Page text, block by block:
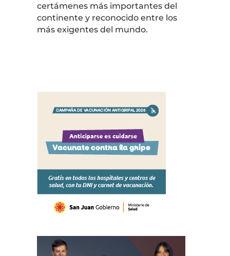
certámenes más importantes del
continente y reconocido entre los
más exigentes del mundo.